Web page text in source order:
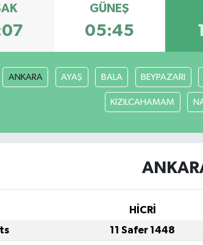
GÜNEŞ
05:45
ANKARA AYAŞ BALA BEYPAZARI
KIZILCAHAMAM
HİCRİ
11 Safer 1448